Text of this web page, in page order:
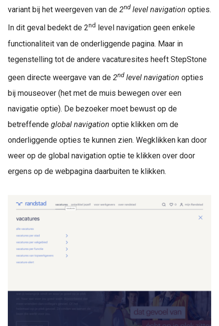
variant bij het weergeven van de 2nd level navigation opties.
In dit geval bedekt de 2nd
level navigation geen enkele
functionaliteit van de onderliggende pagina. Maar in
tegenstelling tot de andere vacaturesites heeft StepStone
geen directe weergave van de 2nd level navigation opties
bij mouseover (het met de muis bewegen over een
navigatie optie). De bezoeker moet bewust op de
betreffende global navigation optie klikken om de
onderliggende opties te kunnen zien. Wegklikken kan door
weer op de global navigation optie te klikken over door
ergens op de webpagina daarbuiten te klikken.